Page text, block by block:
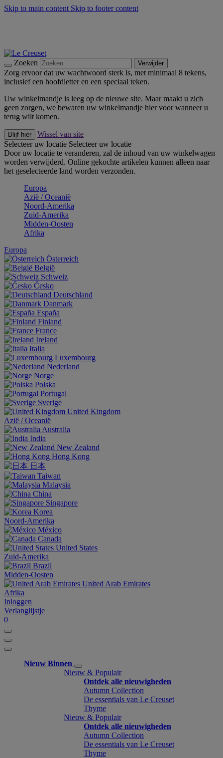
Skip to main content Skip to footer content
Zoeken Verwijder
Zorg ervoor dat uw wachtwoord sterk is, met minimaal 8 tekens,
inclusief een hoofdletter en een speciaal teken.
Uw winkelmandje is leeg op de nieuwe site. Maar maakt u zich
geen zorgen, we bewaren uw winkelmandje hier voor wanneer u
terug wilt komen.
Blijf hier
Wissel van site
Selecteer uw locatie Selecteer uw locatie
Door uw locatie te veranderen, zal de inhoud van uw winkelwagen
worden verwijderd. Online gekochte artikelen kunnen alleen naar
het geselecteerde land worden verzonden.
Europa
Aziё / Oceaniё
Noord-Amerika
Zuid-Amerika
Midden-Oosten
Afrika
Europa
Österreich
België
Schweiz
Česko
Deutschland
Danmark
España
Finland
France
Ireland
Italia
Luxembourg
Nederland
Norge
Polska
Portugal
Sverige
United Kingdom
Aziё / Oceaniё
Australia
India
New Zealand
Hong Kong
日本
Taiwan
Malaysia
China
Singapore
Korea
Noord-Amerika
México
Canada
United States
Zuid-Amerika
Brazil
Midden-Oosten
United Arab Emirates
Afrika
Inloggen
Verlanglijstje
0
Nieuw Binnen
Nieuw & Populair
Ontdek alle nieuwigheden
Autumn Collection
De essentials van Le Creuset
Thyme
Nieuw & Populair
Ontdek alle nieuwigheden
Autumn Collection
De essentials van Le Creuset
Thyme